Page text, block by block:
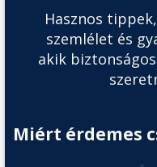
Hasznos
szemlélet és
akik
Miért érdemes